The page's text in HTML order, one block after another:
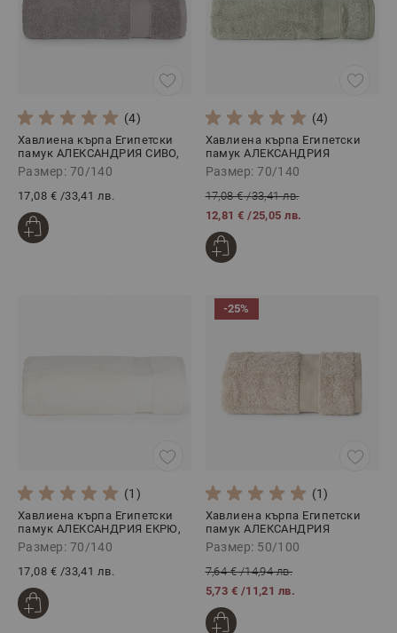
(4)
Хавлиена кърпа Египетски
памук АЛЕКСАНДРИЯ СИВО,
70/140
Размер: 70/140
17,08 € /33,41 лв.
(4)
Хавлиена кърпа Египетски
памук АЛЕКСАНДРИЯ
ЗЕЛЕНО, 70/140
Размер: 70/140
17,08 €/33,41 лв.
12,81 € /25,05 лв.
(1)
Хавлиена кърпа Египетски
памук АЛЕКСАНДРИЯ ЕКРЮ,
70/140
Размер: 70/140
17,08 € /33,41 лв.
-25%
(1)
Хавлиена кърпа Египетски
памук АЛЕКСАНДРИЯ
БЕЖОВО, 50/100
Размер: 50/100
7,64 €/14,94 лв.
5,73 € /11,21 лв.